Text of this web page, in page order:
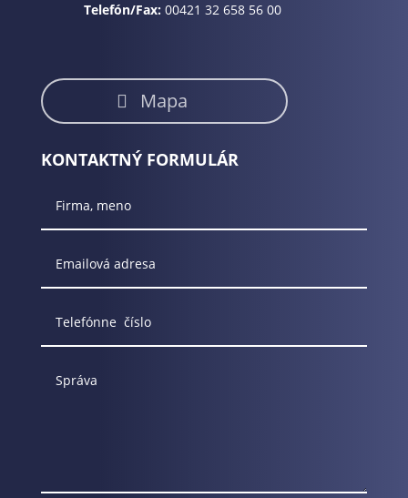
Telefón/Fax:00421 32 658 56 00
Mapa
KONTAKTNÝ FORMULÁR